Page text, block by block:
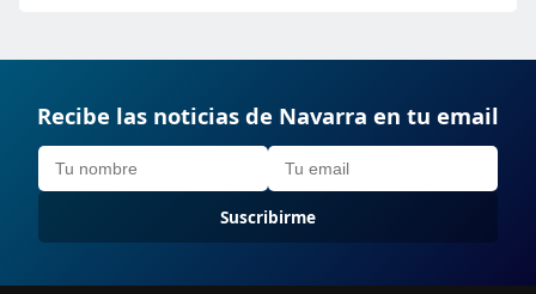
Recibe las noticias de Navarra en tu email
Suscribirme